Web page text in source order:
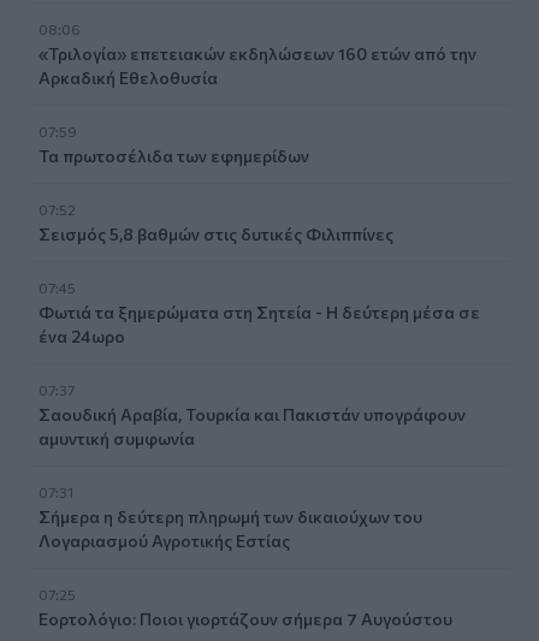
08:06
«Τριλογία» επετειακών εκδηλώσεων 160 ετών από την
Αρκαδική Εθελοθυσία
07:59
Τα πρωτοσέλιδα των εφημερίδων
07:52
Σεισμός 5,8 βαθμών στις δυτικές Φιλιππίνες
07:45
Φωτιά τα ξημερώματα στη Σητεία - Η δεύτερη μέσα σε
ένα 24ωρο
07:37
Σαουδική Αραβία, Τουρκία και Πακιστάν υπογράφουν
αμυντική συμφωνία
07:31
Σήμερα η δεύτερη πληρωμή των δικαιούχων του
Λογαριασμού Αγροτικής Εστίας
07:25
Εορτολόγιο: Ποιοι γιορτάζουν σήμερα 7 Αυγούστου